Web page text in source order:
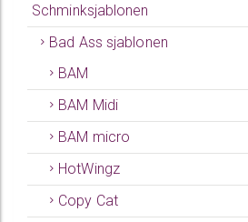
Schminksjablonen
Bad Ass sjablonen
BAM
BAM Midi
BAM micro
HotWingz
Copy Cat